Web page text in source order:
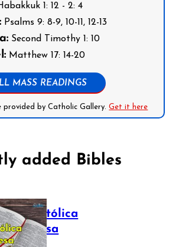
1: 12 - 2: 4
Psalms 9: 8-9, 10-11, 12-13
Second Timothy 1: 10
Matthew 17: 14-20
MASS READINGS
provided by Catholic Gallery.Get it here
added Bibles
Católica